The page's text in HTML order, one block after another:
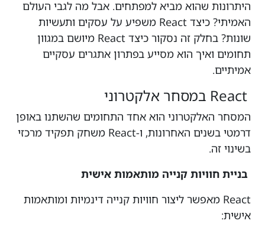
היתרונות שהוא מביא למפתחים. אבל מה לגבי העולם
האמיתי? כיצד React משפיע על עסקים ותעשיות
שונות? בחלק זה נסקור כיצד React מיושם במגוון
תחומים ואיך הוא מסייע בפתרון אתגרים עסקיים
אמיתיים.
המסחר האלקטרוני הוא אחד התחומים שהשתנו באופן
דרמטי בשנים האחרונות, ו-React משחק תפקיד מרכזי
בשינוי זה.
בניית חוויות קנייה מותאמות אישית
React מאפשר ליצור חוויות קנייה דינמיות ומותאמות
אישית: